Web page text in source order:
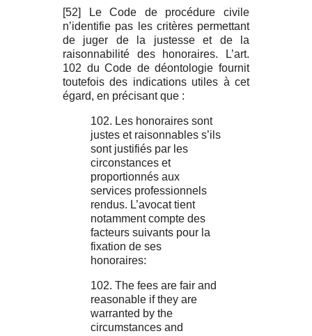
[52] Le Code de procédure civile
n’identifie pas les critères permettant
de juger de la justesse et de la
raisonnabilité des honoraires. L’art.
102 du Code de déontologie fournit
toutefois des indications utiles à cet
égard, en précisant que :
102. Les honoraires sont
justes et raisonnables s’ils
sont justifiés par les
circonstances et
proportionnés aux
services professionnels
rendus. L’avocat tient
notamment compte des
facteurs suivants pour la
fixation de ses
honoraires:
102. The fees are fair and
reasonable if they are
warranted by the
circumstances and